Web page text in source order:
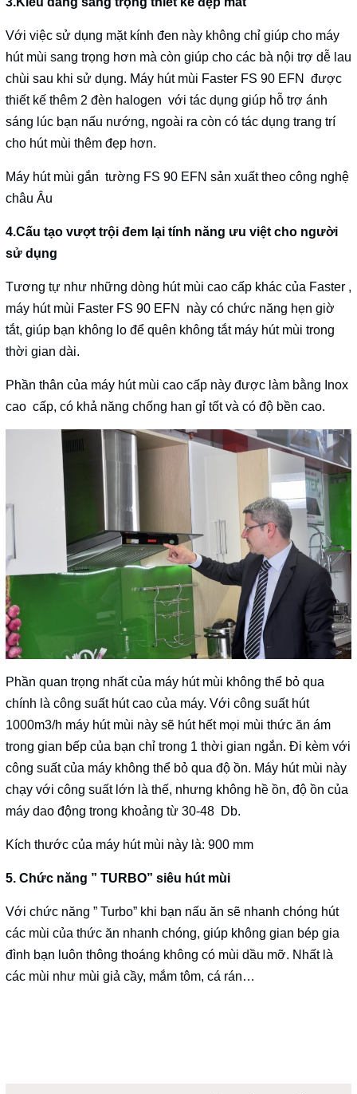
Với việc sử dụng mặt kính đen này không chỉ giúp cho máy
hút mùi sang trọng hơn mà còn giúp cho các bà nội trợ dễ lau
chùi sau khi sử dụng. Máy hút mùi Faster FS 90 EFN được
thiết kế thêm 2 đèn halogen với tác dụng giúp hỗ trợ ánh
sáng lúc bạn nấu nướng, ngoài ra còn có tác dụng trang trí
cho hút mùi thêm đẹp hơn.
Máy hút mùi gắn tường FS 90 EFN sản xuất theo công nghệ
châu Âu
4.Cấu tạo vượt trội đem lại tính năng ưu việt cho người
sử dụng
Tương tự như những dòng hút mùi cao cấp khác của Faster ,
máy hút mùi Faster FS 90 EFN này có chức năng hẹn giờ
tắt, giúp bạn không lo để quên không tắt máy hút mùi trong
thời gian dài.
Phần thân của máy hút mùi cao cấp này được làm bằng Inox
cao cấp, có khả năng chống han gỉ tốt và có độ bền cao.
Phần quan trọng nhất của máy hút mùi không thể bỏ qua
chính là công suất hút cao của máy. Với công suất hút
1000m3/h máy hút mùi này sẽ hút hết mọi mùi thức ăn ám
trong gian bếp của bạn chỉ trong 1 thời gian ngắn. Đi kèm với
công suất của máy không thể bỏ qua độ ồn. Máy hút mùi này
chạy với công suất lớn là thế, nhưng không hề ồn, độ ồn của
máy dao động trong khoảng từ 30-48 Db.
Kích thước của máy hút mùi này là: 900 mm
5. Chức năng ” TURBO” siêu hút mùi
Với chức năng ” Turbo” khi bạn nấu ăn sẽ nhanh chóng hút
các mùi của thức ăn nhanh chóng, giúp không gian bép gia
đình bạn luôn thông thoáng không có mùi dầu mỡ. Nhất là
các mùi như mùi giả cầy, mắm tôm, cá rán…